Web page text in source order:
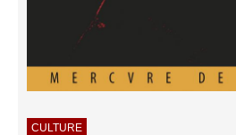
CULTURE